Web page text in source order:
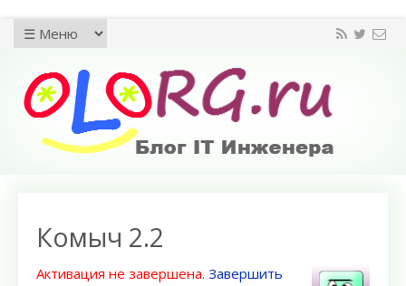
Комыч 2.2
Активация не завершена. Завершить